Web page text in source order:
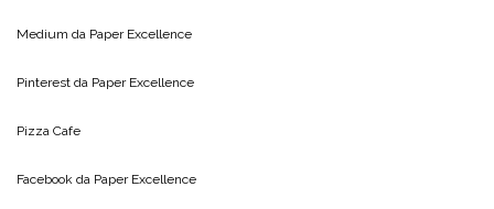
Medium da Paper Excellence
Pinterest da Paper Excellence
Pizza Cafe
Facebook da Paper Excellence